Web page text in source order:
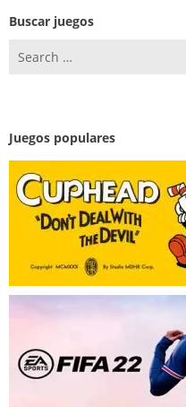
Buscar juegos
for:
Juegos populares